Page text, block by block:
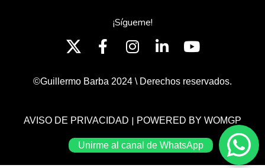
¡Sígueme!
©Guillermo Barba 2024 \ Derechos reservados.
AVISO DE PRIVACIDAD | POWERED BY WOMGP
Unirme al canal de WhatsApp